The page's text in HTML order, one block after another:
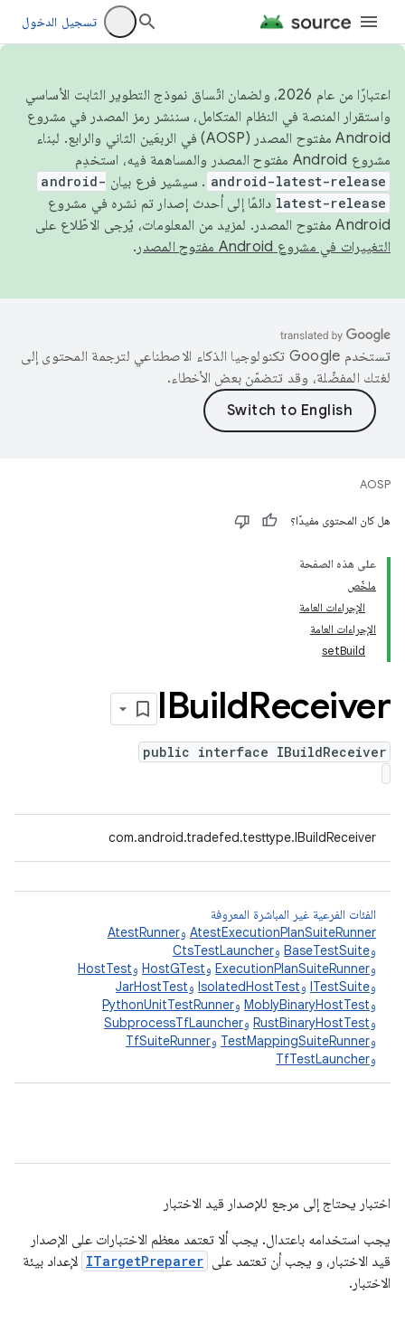
تسجيل الدخول
اعتبارًا من عام 2026، ولضمان اتّساق نموذج التطوير الثابت الأساسي
واستقرار المنصة في النظام المتكامل، سننشر رمز المصدر في مشروع
Android مفتوح المصدر (AOSP) في الربعَين الثاني والرابع. لبناء
مشروع Android مفتوح المصدر والمساهمة فيه، استخدِم
android-latest-release . سيشير فرع بيان android-
latest-release دائمًا إلى أحدث إصدار تم نشره في مشروع
Android مفتوح المصدر. لمزيد من المعلومات، يُرجى الاطّلاع على
التغييرات في مشروع Android مفتوح المصدر
.
تستخدم Google تكنولوجيا الذكاء الاصطناعي لترجمة المحتوى إلى
لغتك المفضّلة، وقد تتضمّن بعض الأخطاء.
AOSP
هل كان المحتوى مفيدًا؟
على هذه الصفحة
ملخّص
الإجراءات العامة
الإجراءات العامة
setBuild
‫IBuildReceiver
public interface IBuildReceiver
‫com.android.tradefed.testtype.IBuildReceiver
الفئات الفرعية غير المباشرة المعروفة
AtestExecutionPlanSuiteRunner وAtestRunner
وBaseTestSuite وCtsTestLauncher
وExecutionPlanSuiteRunner وHostGTest وHostTest
وITestSuite وIsolatedHostTest وJarHostTest
وMoblyBinaryHostTest وPythonUnitTestRunner
وRustBinaryHostTest وSubprocessTfLauncher
وTestMappingSuiteRunner وTfSuiteRunner
وTfTestLauncher
اختبار يحتاج إلى مرجع للإصدار قيد الاختبار
يجب استخدامه باعتدال. يجب ألا تعتمد معظم الاختبارات على الإصدار
قيد الاختبار، و يجب أن تعتمد على ITargetPreparer لإعداد بيئة
الاختبار.